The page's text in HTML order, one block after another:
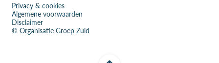
Privacy & cookies
Algemene voorwaarden
Disclaimer
© Organisatie Groep Zuid